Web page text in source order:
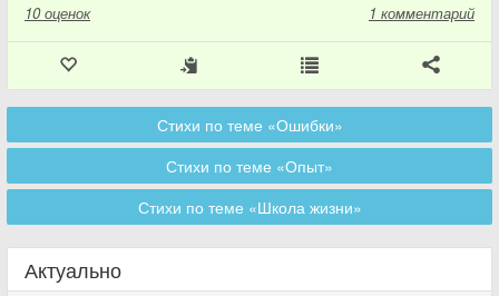
10 оценок 1 комментарий
Стихи по теме «Ошибки»
Стихи по теме «Опыт»
Стихи по теме «Школа жизни»
Актуально